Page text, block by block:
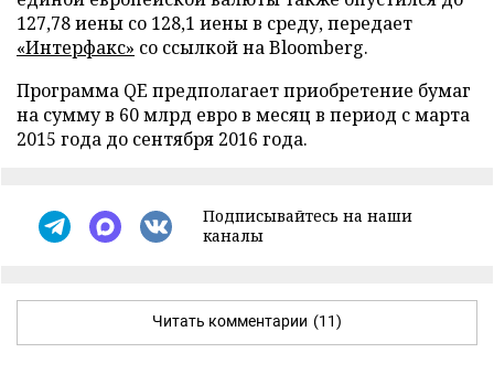
127,78 иены со 128,1 иены в среду, передает
«Интерфакс» со ссылкой на Bloomberg.
Программа QE предполагает приобретение бумаг
на сумму в 60 млрд евро в месяц в период с марта
2015 года до сентября 2016 года.
Подписывайтесь на наши
каналы
Читать комментарии (11)